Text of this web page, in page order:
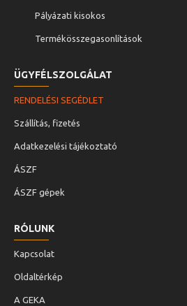
Pályázati kisokos
Termékösszegasonlítások
ÜGYFÉLSZOLGÁLAT
RENDELÉSI SEGÉDLET
Szállítás, fizetés
Adatkezelési tájékoztató
ÁSZF
ÁSZF gépek
RÓLUNK
Kapcsolat
Oldaltérkép
A GEKA